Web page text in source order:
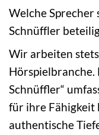
Welche
Schnüffler
Wir arbeiten
Hörspielbranche.
Schnüffler“
für ihre Fähigkeit
authentische